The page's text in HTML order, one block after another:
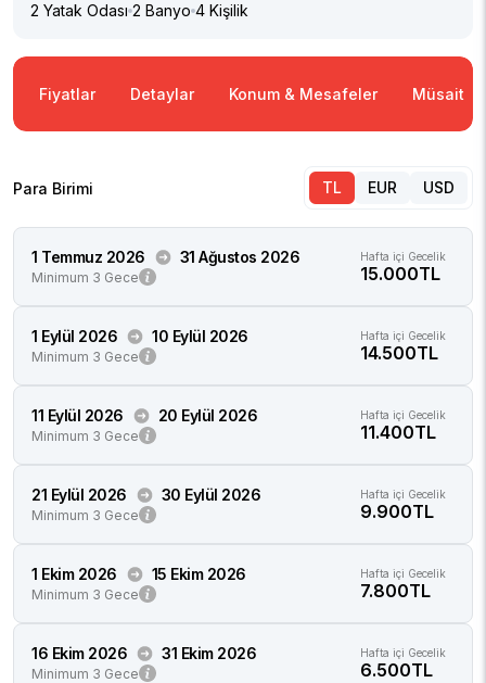
2 Yatak Odası 2 Banyo 4 Kişilik
Fiyatlar Detaylar Konum & Mesafeler Müsaitlik
Para Birimi TL EUR USD
1 Temmuz 2026 31 Ağustos 2026
Minimum 3 Gece
Hafta içi Gecelik
15.000TL
1 Eylül 2026 10 Eylül 2026
Minimum 3 Gece
Hafta içi Gecelik
14.500TL
11 Eylül 2026 20 Eylül 2026
Minimum 3 Gece
Hafta içi Gecelik
11.400TL
21 Eylül 2026 30 Eylül 2026
Minimum 3 Gece
Hafta içi Gecelik
9.900TL
1 Ekim 2026 15 Ekim 2026
Minimum 3 Gece
Hafta içi Gecelik
7.800TL
16 Ekim 2026 31 Ekim 2026
Minimum 3 Gece
Hafta içi Gecelik
6.500TL